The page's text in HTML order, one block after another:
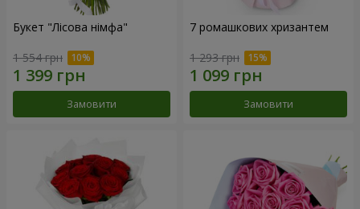
Букет "Лісова німфа"
1 554 грн
Замовити
7 ромашкових хризантем
1 293 грн
Замовити